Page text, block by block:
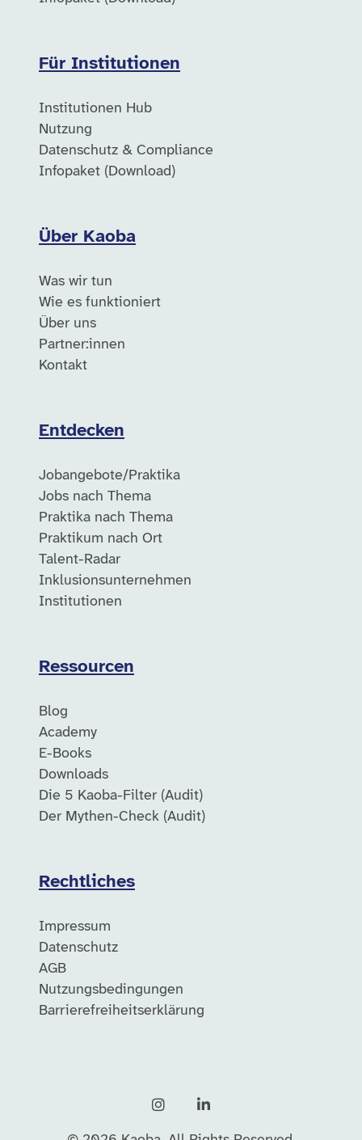
Für Institutionen
Institutionen Hub
Nutzung
Datenschutz & Compliance
Infopaket (Download)
Über Kaoba
Was wir tun
Wie es funktioniert
Über uns
Partner:innen
Kontakt
Entdecken
Jobangebote/Praktika
Jobs nach Thema
Praktika nach Thema
Praktikum nach Ort
Talent-Radar
Inklusionsunternehmen
Institutionen
Ressourcen
Blog
Academy
E-Books
Downloads
Die 5 Kaoba-Filter (Audit)
Der Mythen-Check (Audit)
Rechtliches
Impressum
Datenschutz
AGB
Nutzungsbedingungen
Barrierefreiheitserklärung
InstagramLinkedIn